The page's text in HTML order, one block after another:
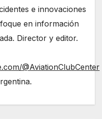
e innovaciones
en información
Director y editor.
@AviationClubCenter